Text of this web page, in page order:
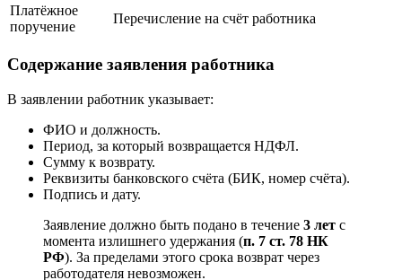
Платёжное
поручение
Перечисление на счёт работника
Содержание заявления работника
В заявлении работник указывает:
ФИО и должность.
Период, за который возвращается НДФЛ.
Сумму к возврату.
Реквизиты банковского счёта (БИК, номер счёта).
Подпись и дату.
Заявление должно быть подано в течение 3 лет с
момента излишнего удержания (п. 7 ст. 78 НК
РФ). За пределами этого срока возврат через
работодателя невозможен.